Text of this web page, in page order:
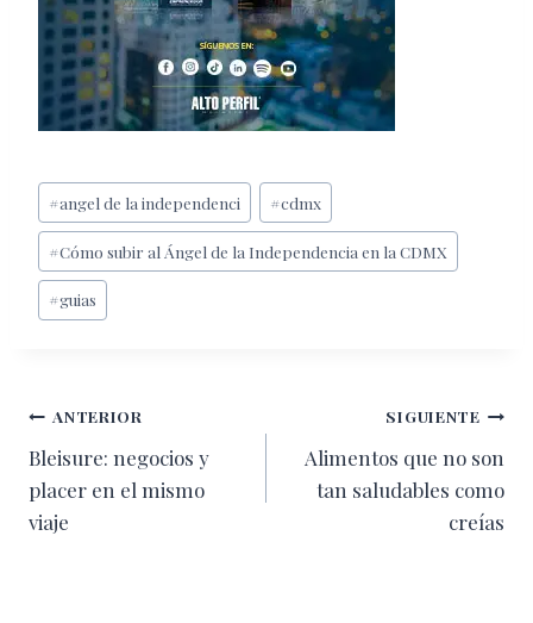
Etiquetas
de
la
entrada:
#angel de la independenci #cdmx
#Cómo subir al Ángel de la Independencia en la CDMX
#guias
Navegación
de
entradas
ANTERIOR
Bleisure: negocios y
placer en el mismo
viaje
SIGUIENTE
Alimentos que no son
tan saludables como
creías